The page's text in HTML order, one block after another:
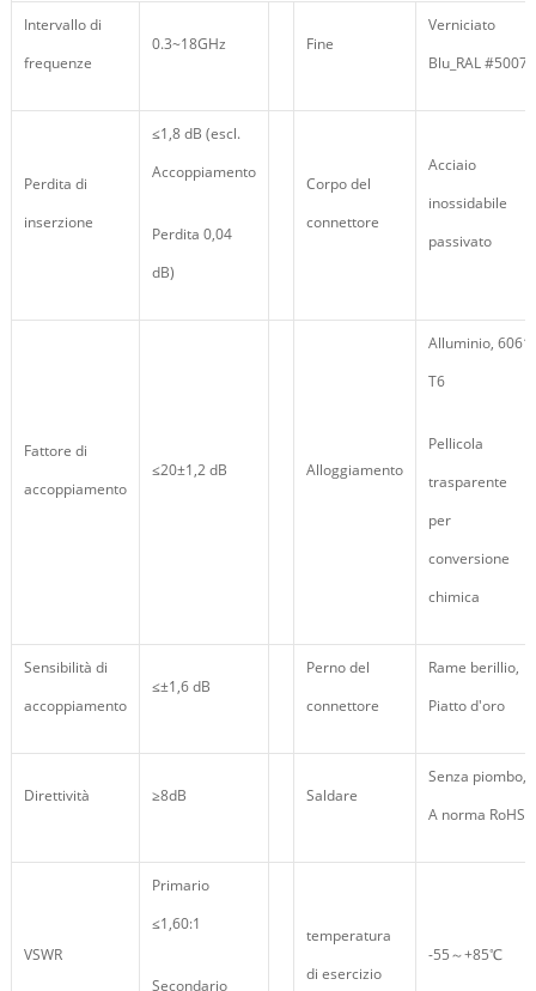
Intervallo di
frequenze
0.3~18GHz Fine
Verniciato
Blu_RAL #5007
Perdita di
inserzione
≤1,8 dB (escl.
Accoppiamento
Perdita 0,04
dB)
Corpo del
connettore
Acciaio
inossidabile
passivato
Fattore di
accoppiamento
≤20±1,2 dB Alloggiamento
Alluminio, 6061
T6
Pellicola
trasparente
per
conversione
chimica
Sensibilità di
accoppiamento
≤±1,6 dB
Perno del
connettore
Rame berillio,
Piatto d'oro
Direttività ≥8dB Saldare
Senza piombo,
A norma RoHS
VSWR
Primario
≤1,60:1
Secondario
temperatura
di esercizio
-55～+85℃